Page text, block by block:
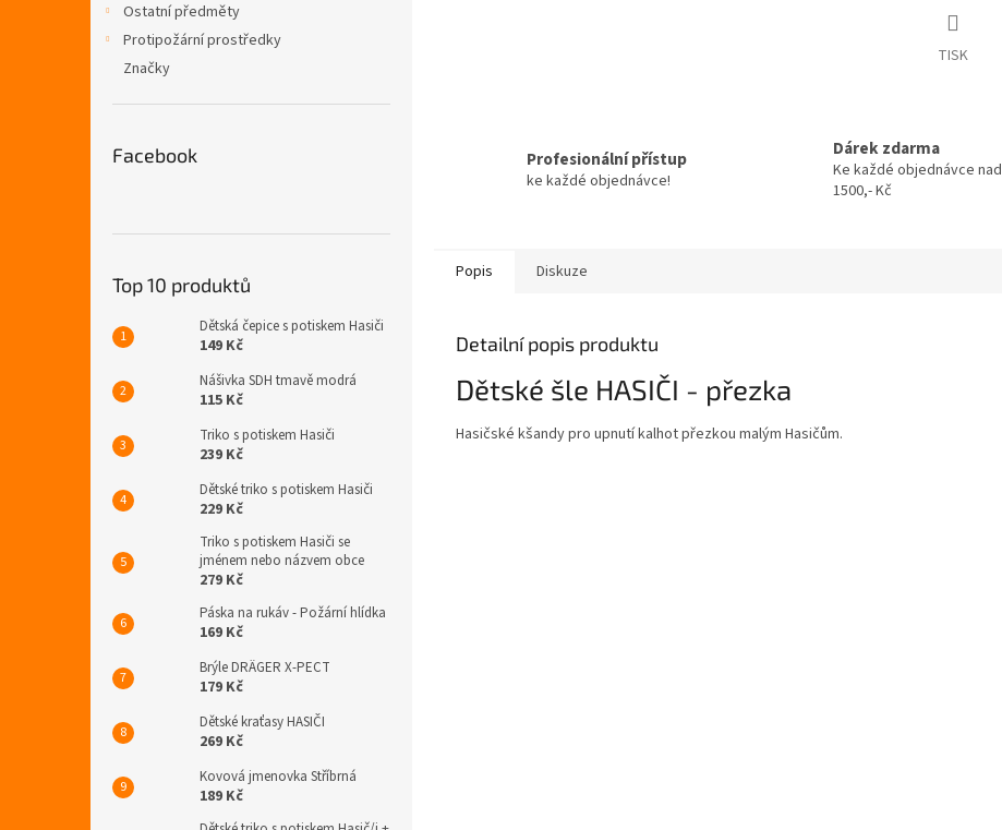
Ostatní předměty
Protipožární prostředky
Značky
Facebook
Top 10 produktů
Dětská čepice s potiskem Hasiči
149 Kč
Nášivka SDH tmavě modrá
115 Kč
Triko s potiskem Hasiči
239 Kč
Dětské triko s potiskem Hasiči
229 Kč
Triko s potiskem Hasiči se
jménem nebo názvem obce
279 Kč
Páska na rukáv - Požární hlídka
169 Kč
Brýle DRÄGER X-PECT
179 Kč
Dětské kraťasy HASIČI
269 Kč
Kovová jmenovka Stříbrná
189 Kč
TISK
Profesionální přístup
ke každé objednávce!
Dárek zdarma
Ke každé objednávce nad
1500,- Kč
Popis Diskuze
Detailní popis produktu
Dětské šle HASIČI - přezka
Hasičské kšandy pro upnutí kalhot přezkou malým Hasičům.